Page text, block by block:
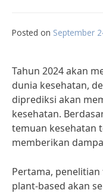
Posted on September
Tahun 2024 akan
dunia kesehatan,
diprediksi akan
kesehatan.
temuan kesehatan
memberikan
Pertama,
plant-based akan